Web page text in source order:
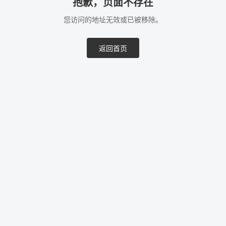
抱歉，页面不存在
您访问的地址无效或已被移除。
返回首页